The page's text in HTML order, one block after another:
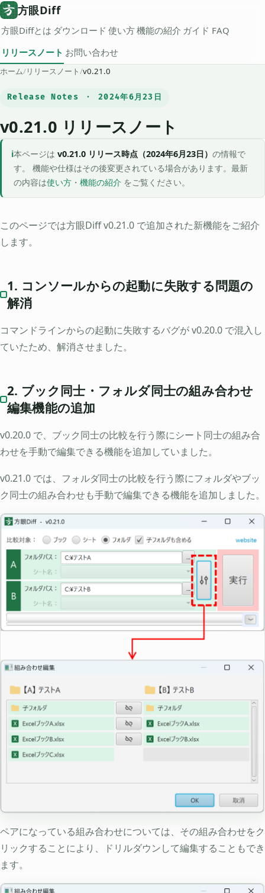
方眼Diff
方眼Diffとは ダウンロード 使い方機能の紹介 ガイド FAQ
リリースノート お問い合わせ
ホーム/リリースノート/v0.21.0
Release Notes ・ 2024年6月23日
v0.21.0 リリースノート
本ページは v0.21.0 リリース時点（2024年6月23日） の情報で
す。 機能や仕様はその後変更されている場合があります。最新
の内容は使い方 ・ 機能の紹介 をご覧ください。
このページでは方眼Diff v0.21.0 で追加された新機能をご紹介
します。
1. コンソールからの起動に失敗する問題の
解消
コマンドラインからの起動に失敗するバグが v0.20.0 で混入し
ていたため、解消させました。
2. ブック同士・フォルダ同士の組み合わせ
編集機能の追加
v0.20.0 で、ブック同士の比較を行う際にシート同士の組み合
わせを手動で編集できる機能を追加していました。
v0.21.0 では、フォルダ同士の比較を行う際にフォルダやブッ
ク同士の組み合わせも手動で編集できる機能を追加しました。
ペアになっている組み合わせについては、その組み合わせをク
リックすることにより、ドリルダウンして編集することもでき
ます。